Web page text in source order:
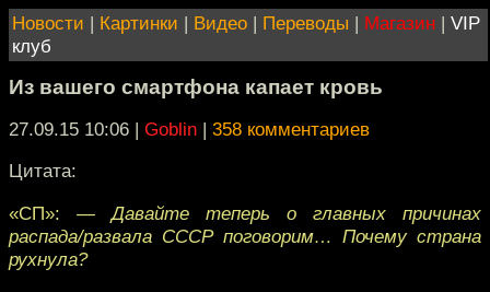
Новости | Картинки | Видео | Переводы | Магазин | VIP
клуб
Из вашего смартфона капает кровь
27.09.15 10:06 | Goblin | 358 комментариев
Цитата:
«СП»: — Давайте теперь о главных причинах
распада/развала СССР поговорим… Почему страна
рухнула?